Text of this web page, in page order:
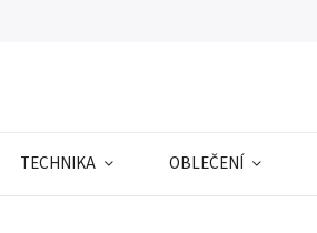
TECHNIKA OBLEČENÍ